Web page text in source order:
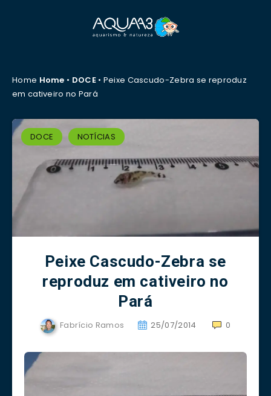
Home Home • DOCE• Peixe Cascudo-Zebra se reproduz
em cativeiro no Pará
DOCE NOTÍCIAS
Peixe Cascudo-Zebra se
reproduz em cativeiro no
Pará
Fabrício Ramos 25/07/2014 0